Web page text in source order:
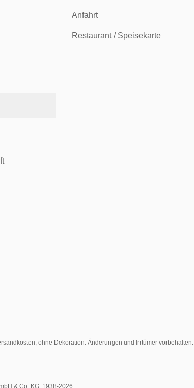
Anfahrt
Restaurant / Speisekarte
ohne Dekoration. Änderungen und Irrtümer vorbehalten.